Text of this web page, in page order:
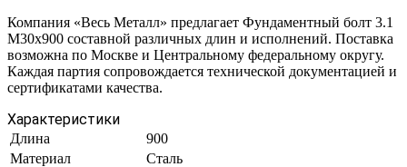
Компания «Весь Металл» предлагает Фундаментный болт 3.1
М30х900 составной различных длин и исполнений. Поставка
возможна по Москве и Центральному федеральному округу.
Каждая партия сопровождается технической документацией и
сертификатами качества.
Характеристики
Длина
900
Материал
Сталь